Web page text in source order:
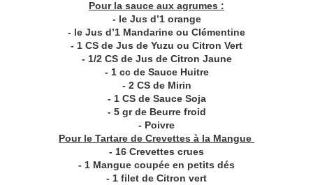
Pour la sauce aux agrumes :
- le Jus d’1 orange
- le Jus d’1 Mandarine ou Clémentine
- 1 CS de Jus de Yuzu ou Citron Vert
- 1/2 CS de Jus de Citron Jaune
- 1 cc de Sauce Huitre
- 2 CS de Mirin
- 1 CS de Sauce Soja
- 5 gr de Beurre froid
- Poivre
Pour le Tartare de Crevettes à la Mangue
- 16 Crevettes crues
- 1 Mangue coupée en petits dés
- 1 filet de Citron vert